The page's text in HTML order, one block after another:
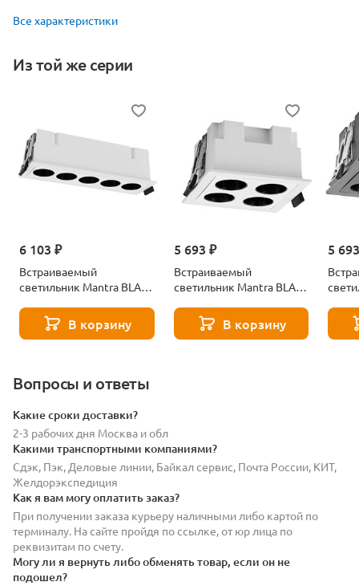
Все характеристики
Из той же серии
6 103 ₽
Встраиваемый
светильник Mantra BLAU
В корзину
5 693 ₽
Встраиваемый
светильник Mantra BLAU
В корзину
5
Вопросы и ответы
Какие сроки доставки?
2-3 рабочих дня Москва и обл
Какими транспортными компаниями?
Сдэк, Пэк, Деловые линии, Байкал сервис, Почта России, КИТ,
Желдорэкспедиция
Как я вам могу оплатить заказ?
При получении заказа курьеру наличными либо картой по
терминалу. На сайте пройдя по ссылке, от юр лица по
реквизитам по счету.
Могу ли я вернуть либо обменять товар, если он не
подошел?